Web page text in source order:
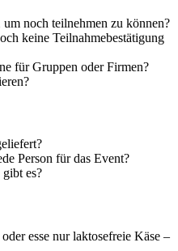
noch teilnehmen zu können?
keine Teilnahmebestätigung
für Gruppen oder Firmen?
Person für das Event?
es?
esse nur laktosefreie Käse –